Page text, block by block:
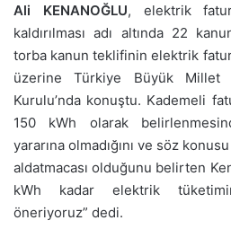
Ali KENANOĞLU, elektrik
kaldırılması adı altında 22
torba kanun teklifinin elektrik
üzerine Türkiye Büyük Millet
Kurulu’nda konuştu. Kademeli
150 kWh olarak
yararına olmadığını ve söz
aldatmacası olduğunu belirten
kWh kadar elektrik
öneriyoruz” dedi.